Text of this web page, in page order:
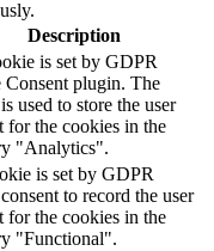
Description
is set by GDPR
Consent plugin. The
used to store the user
for the cookies in the
"Analytics".
is set by GDPR
to record the user
for the cookies in the
"Functional".